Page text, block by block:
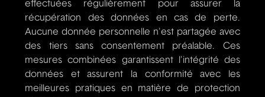
effectuées régulièrement pour assurer la
récupération des données en cas de perte.
Aucune donnée personnelle n'est partagée avec
des tiers sans consentement préalable. Ces
mesures combinées garantissent l'intégrité des
données et assurent la conformité avec les
meilleures pratiques en matière de protection